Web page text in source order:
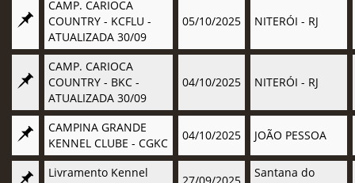
CAMP. CARIOCA
COUNTRY - KCFLU -
ATUALIZADA 30/09
05/10/2025 NITERÓI - RJ
CAMP. CARIOCA
COUNTRY - BKC -
ATUALIZADA 30/09
04/10/2025 NITERÓI - RJ
CAMPINA GRANDE
KENNEL CLUBE - CGKC
04/10/2025 JOÃO PESSOA
Livramento Kennel
Santana do